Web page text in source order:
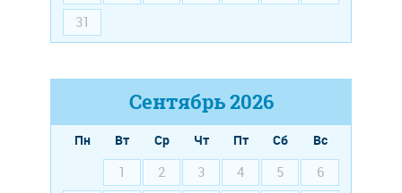
31
Сентябрь2026
Пн Вт Ср Чт Пт Сб
Вс
1
2 3 4 5
6